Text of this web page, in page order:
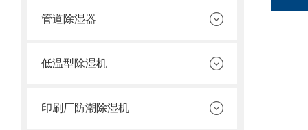
管道除湿器
低温型除湿机
印刷厂防潮除湿机